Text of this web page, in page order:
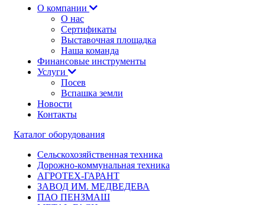
О компании
О нас
Сертификаты
Выставочная площадка
Наша команда
Финансовые инструменты
Услуги
Посев
Вспашка земли
Новости
Контакты
Каталог оборудования
Сельскохозяйственная техника
Дорожно-коммунальная техника
АГРОТЕХ-ГАРАНТ
ЗАВОД ИМ. МЕДВЕДЕВА
ПАО ПЕНЗМАШ